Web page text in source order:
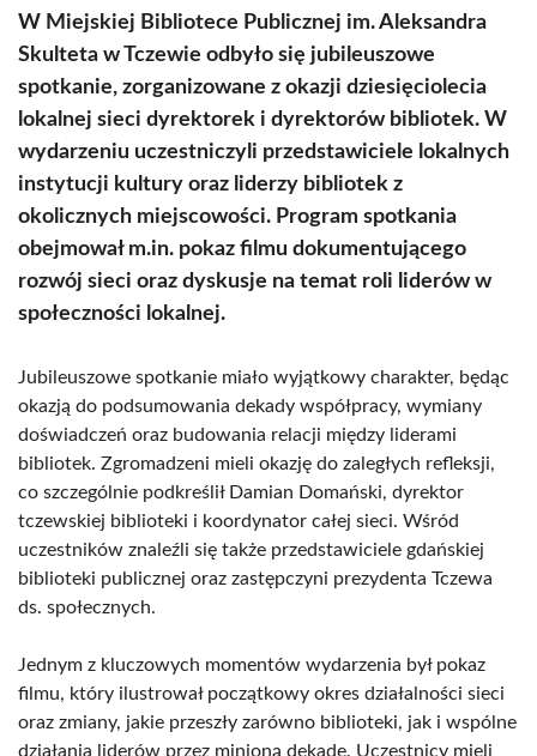
W Miejskiej Bibliotece Publicznej im. Aleksandra
Skulteta w Tczewie odbyło się jubileuszowe
spotkanie, zorganizowane z okazji dziesięciolecia
lokalnej sieci dyrektorek i dyrektorów bibliotek. W
wydarzeniu uczestniczyli przedstawiciele lokalnych
instytucji kultury oraz liderzy bibliotek z
okolicznych miejscowości. Program spotkania
obejmował m.in. pokaz filmu dokumentującego
rozwój sieci oraz dyskusje na temat roli liderów w
społeczności lokalnej.
Jubileuszowe spotkanie miało wyjątkowy charakter, będąc
okazją do podsumowania dekady współpracy, wymiany
doświadczeń oraz budowania relacji między liderami
bibliotek. Zgromadzeni mieli okazję do zaległych refleksji,
co szczególnie podkreślił Damian Domański, dyrektor
tczewskiej biblioteki i koordynator całej sieci. Wśród
uczestników znaleźli się także przedstawiciele gdańskiej
biblioteki publicznej oraz zastępczyni prezydenta Tczewa
ds. społecznych.
Jednym z kluczowych momentów wydarzenia był pokaz
filmu, który ilustrował początkowy okres działalności sieci
oraz zmiany, jakie przeszły zarówno biblioteki, jak i wspólne
działania liderów przez minioną dekadę. Uczestnicy mieli